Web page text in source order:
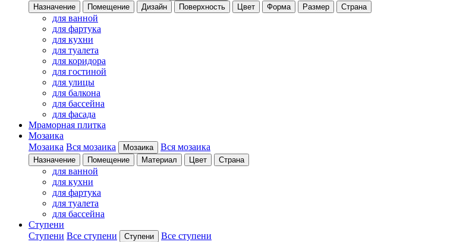
Назначение Помещение Дизайн Поверхность Цвет Форма Размер Страна
для ванной
для фартука
для кухни
для туалета
для коридора
для гостиной
для улицы
для балкона
для бассейна
для фасада
Мраморная плитка
Мозаика
Мозаика Вся мозаика Мозаика Вся мозаика
Назначение Помещение Материал Цвет Страна
для ванной
для кухни
для фартука
для туалета
для бассейна
Ступени
Ступени Все ступени Ступени Все ступени